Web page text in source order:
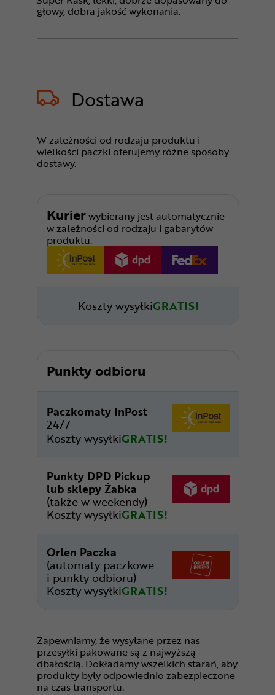
głowy, dobra jakość wykonania.
Dostawa
W zależności od rodzaju produktu i
wielkości paczki oferujemy różne sposoby
dostawy.
Kurierwybierany jest automatycznie
w zależności od rodzaju i gabarytów
produktu.
Koszty wysyłkiGRATIS!
Punkty odbioru
Paczkomaty InPost
24/7
Koszty wysyłkiGRATIS!
Punkty DPD Pickup
lub sklepy Żabka
(także w weekendy)
Koszty wysyłkiGRATIS!
Orlen Paczka
(automaty paczkowe
i punkty odbioru)
Koszty wysyłkiGRATIS!
Zapewniamy, że wysyłane przez nas
przesyłki pakowane są z najwyższą
dbałością. Dokładamy wszelkich starań, aby
produkty były odpowiednio zabezpieczone
na czas transportu.